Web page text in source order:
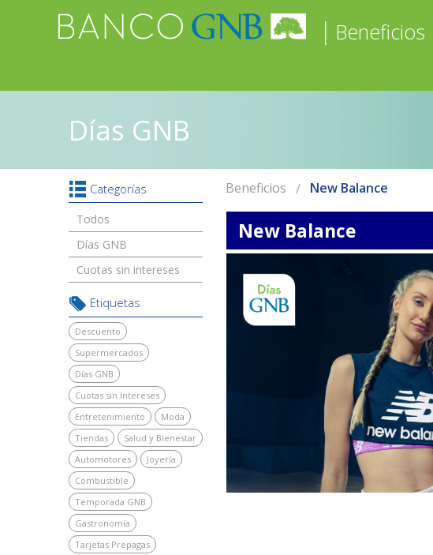
| Beneficios
Días GNB
Categorías
Todos
Días GNB
Cuotas sin intereses
Etiquetas
Descuento
Supermercados
Días GNB
Cuotas sin Intereses
Entretenimiento
Moda
Tiendas
Salud y Bienestar
Automotores
Joyería
Combustible
Temporada GNB
Gastronomía
Tarjetas Prepagas
Beneficios New Balance
New Balance